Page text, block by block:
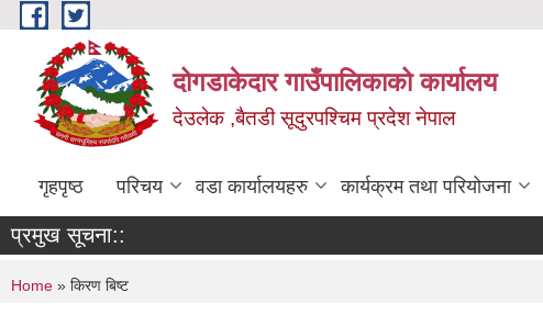
Skip to main content
दोगडाकेदार गाउँपालिकाको कार्यालय
देउलेक ,बैतडी सूदुरपश्चिम प्रदेश नेपाल
गृहपृष्ठ परिचय वडा कार्यालयहरु कार्यक्रम तथा परियोजना
प्रमुख सूचना::
You are here
Home » किरण बिष्ट